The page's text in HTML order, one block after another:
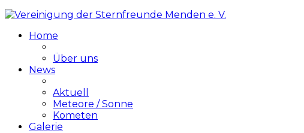
Home
Über uns
News
Aktuell
Meteore / Sonne
Kometen
Galerie